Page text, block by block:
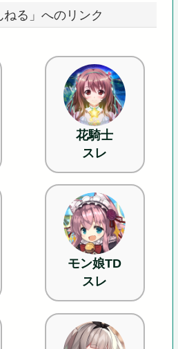
ねる」へのリンク
花騎士
スレ
モン娘TD
スレ